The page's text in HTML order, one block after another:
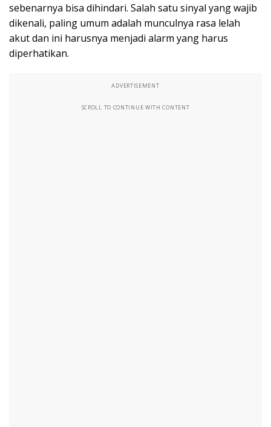
sebenarnya bisa dihindari. Salah satu sinyal yang wajib
dikenali, paling umum adalah munculnya rasa lelah
akut dan ini harusnya menjadi alarm yang harus
diperhatikan.
ADVERTISEMENT
SCROLL TO CONTINUE WITH CONTENT